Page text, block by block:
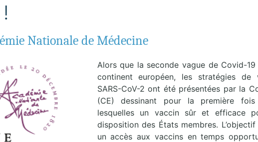
Nationale de Médecine
Alors que la seconde vague de Covid-
continent européen, les stratégies de
SARS-CoV-2 ont été présentées par la
(CE) dessinant pour la première
lesquelles un vaccin sûr et efficace
disposition des États membres.
un accès aux vaccins en temps